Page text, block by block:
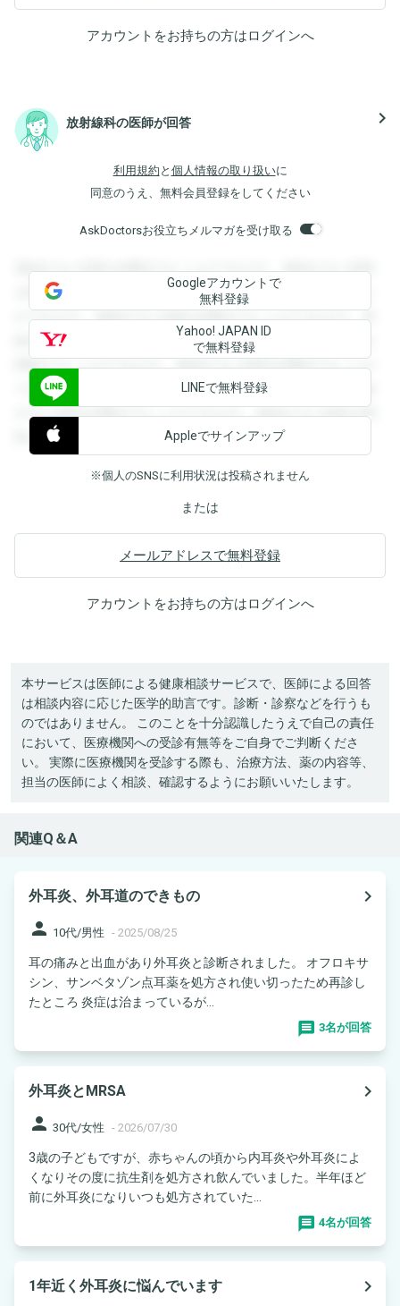
アカウントをお持ちの方はログインへ
放射線科の医師が回答 navigate_next
利用規約 と 個人情報の取り扱いに
同意のうえ、無料会員登録をしてください
AskDoctorsお役立ちメルマガを受け取る
登録すると回答を閲覧することができます。登録すると回答
を閲覧することができます。登録すると回答を閲覧すること
ができます。登録すると回答を閲覧することができます。登
録すると回答を閲覧することができます。登録すると回答を
閲覧することができます。登録すると回答を閲覧することが
できます。登録すると回答を閲覧することができます。登録
すると回答を閲覧することができます。登録すると回答を閲
覧することができます。
Googleアカウントで
無料登録
Yahoo! JAPAN ID
で無料登録
LINEで無料登録
Appleでサインアップ
※個人のSNSに利用状況は投稿されません
または
メールアドレスで無料登録
アカウントをお持ちの方はログインへ
本サービスは医師による健康相談サービスで、医師による回答
は相談内容に応じた医学的助言です。診断・診察などを行うも
のではありません。 このことを十分認識したうえで自己の責任
において、医療機関への受診有無等をご自身でご判断くださ
い。 実際に医療機関を受診する際も、治療方法、薬の内容等、
担当の医師によく相談、確認するようにお願いいたします。
関連Q＆A
外耳炎、外耳道のできもの
navigate_next
person 10代/男性 - 2025/08/25
耳の痛みと出血があり外耳炎と診断されました。 オフロキサ
シン、サンベタゾン点耳薬を処方され使い切ったため再診し
たところ 炎症は治まっているが...
3名が回答
外耳炎とMRSA
navigate_next
person 30代/女性 - 2026/07/30
3歳の子どもですが、赤ちゃんの頃から内耳炎や外耳炎によ
くなりその度に抗生剤を処方され飲んでいました。半年ほど
前に外耳炎になりいつも処方されていた...
4名が回答
1年近く外耳炎に悩んでいます navigate_next